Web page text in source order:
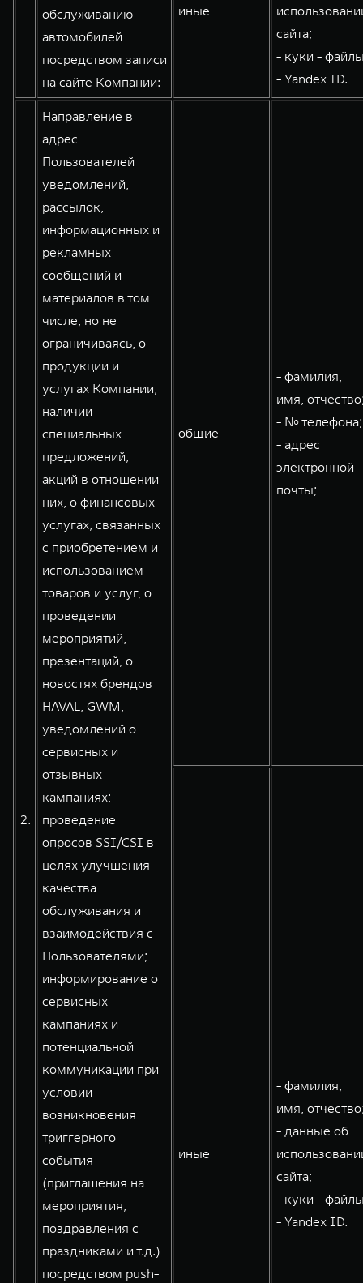
обслуживанию
автомобилей
посредством записи
на сайте Компании:
иные
сайта;
- куки -
- Yandex ID.
2.
Направление в
адрес
Пользователей
уведомлений,
рассылок,
информационных и
рекламных
сообщений и
материалов в том
числе, но не
ограничиваясь, о
продукции и
услугах Компании,
наличии
специальных
предложений,
акций в отношении
них, о финансовых
услугах, связанных
с приобретением и
использованием
товаров и услуг, о
проведении
мероприятий,
презентаций, о
новостях брендов
HAVAL, GWM,
уведомлений о
сервисных и
отзывных
кампаниях;
проведение
опросов SSI/CSI в
целях улучшения
качества
обслуживания и
взаимодействия с
Пользователями;
информирование о
сервисных
кампаниях и
потенциальной
коммуникации при
условии
возникновения
триггерного
события
(приглашения на
мероприятия,
поздравления с
праздниками и т.д.)
посредством push-
общие
- фамилия,
имя,
- № телефона;
- адрес
электронной
почты;
иные
- фамилия,
имя,
- данные об
сайта;
- куки -
- Yandex ID.